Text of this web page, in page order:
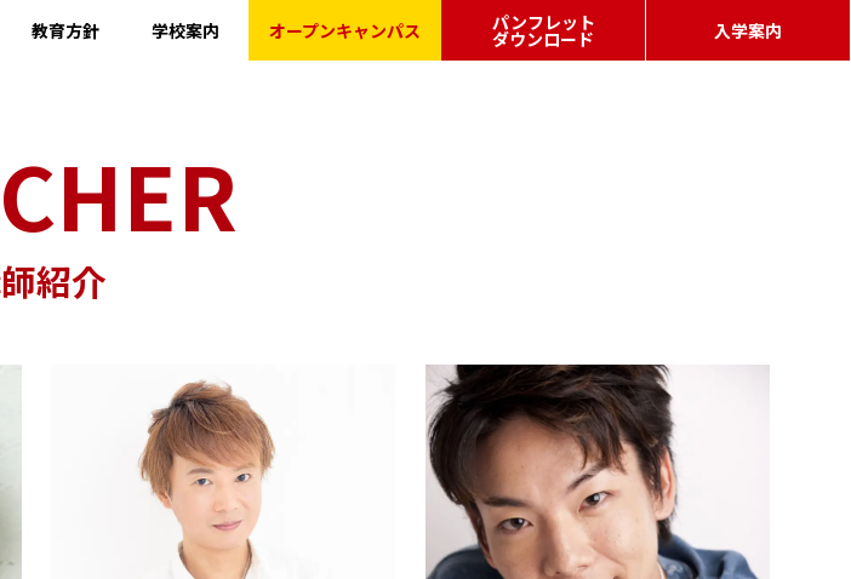
教育方針
学校案内
教育ローン＆学費サポート
オープンキャンパス パンフレット
ダウンロード
入学案内
募集要項・学費
秋入学制度
AO特待生、早期入校生制度
出願の流れ
FAQ
紹介